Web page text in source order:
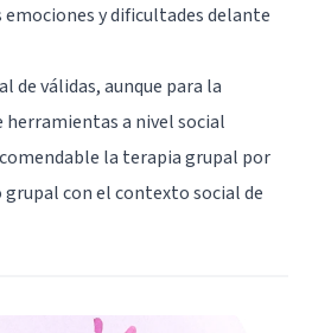
y dificultades delante
de válidas, aunque para la
herramientas a nivel social
la terapia grupal por
con el contexto social de